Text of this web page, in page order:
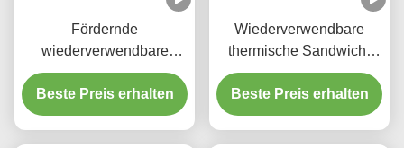
Fördernde
wiederverwendbare
Wärmedämmungs-
Taschen-Pizza-
Nahrungsmittellieferung
Beste Preis erhalten
Wiederverwendbare
thermische Sandwich-
Isolierungs-Kühltasche
für Burger-Frucht
Beste Preis erhalten